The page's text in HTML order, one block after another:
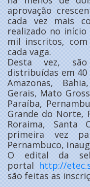
aprovação
cada vez mais
realizado no início
mil inscritos,
cada vaga.
Desta vez,
distribuídas em 40
Amazonas,
Gerais, Mato
Paraíba,
Grande do Norte,
Roraima, Santa
primeira vez
Pernambuco,
O edital da
portal http://
são feitas as